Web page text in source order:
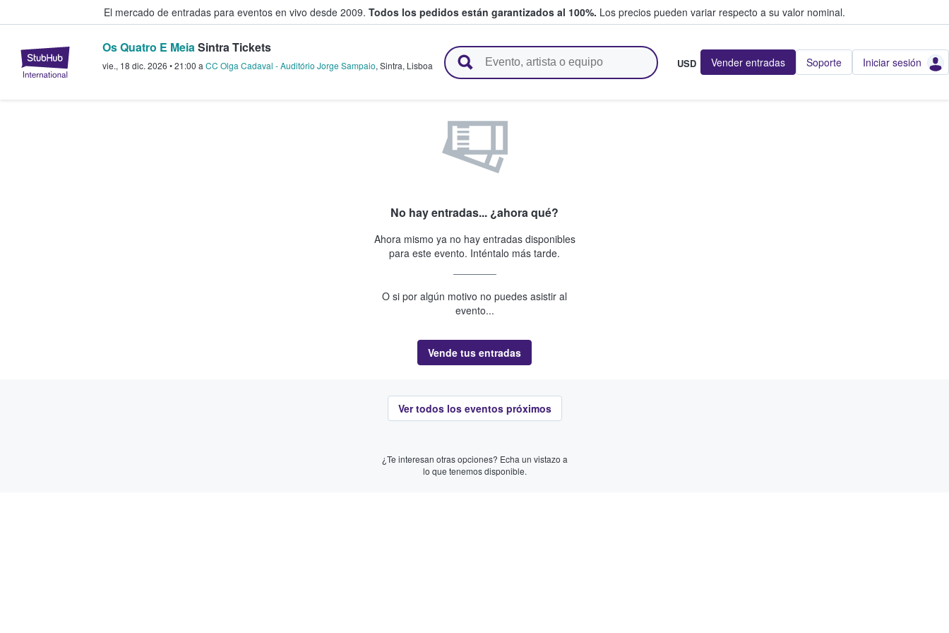
El mercado de entradas para eventos en vivo desde 2009. Todos los pedidos están garantizados al 100%. Los precios pueden variar respecto a su valor nominal.
StubHub: compra y venta de entradas entre fans
Os Quatro E MeiaSintra Tickets
vie., 18 dic. 2026 •21:00 a CC Olga Cadaval - Auditório Jorge Sampaio, Sintra, Lisboa USD Vender entradas Soporte Iniciar sesión
No hay entradas... ¿ahora qué?
Ahora mismo ya no hay entradas disponibles
para este evento. Inténtalo más tarde.
O si por algún motivo no puedes asistir al
evento...
Vende tus entradas
Ver todos los eventos próximos
¿Te interesan otras opciones? Echa un vistazo a
lo que tenemos disponible.